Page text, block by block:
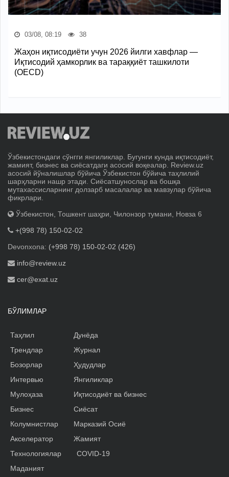
03/08, 08:19 38
Жаҳон иқтисодиёти учун 2026 йилги хавфлар —
Иқтисодий ҳамкорлик ва тараққиёт ташкилоти
(OECD)
Ўзбекистондаги сўнгги янгиликлар. Бугунги кунда иқтисодиёт,
жамият, бизнес ва сиёсатдаги асосий воқеалар. Review.uz
асосий йўналишлар бўйича Ўзбекистон бўйича таҳлилий
шарҳларни нашр этади. Сиёсатшунослар ва бошқа
мутахассисларнинг долзарб масалалар ва мавзулар бўйича
фикрлари.
Ўзбекистон, Тошкент шаҳри, Чилонзор тумани, Новза 6
+(998 78) 150-02-02
Devonxona: (+998 78) 150-02-02 (426)
info@review.uz
cer@exat.uz
БЎЛИМЛАР
Таҳлил
Трендлар
Бозорлар
Интервью
Мулоҳаза
Бизнес
Колумнистлар
Акселератор
Дунёда
Журнал
Ҳудудлар
Янгиликлар
Иқтисодиёт ва бизнес
Сиёсат
Марказий Осиё
Жамият
Технологиялар
Маданият
COVID-19